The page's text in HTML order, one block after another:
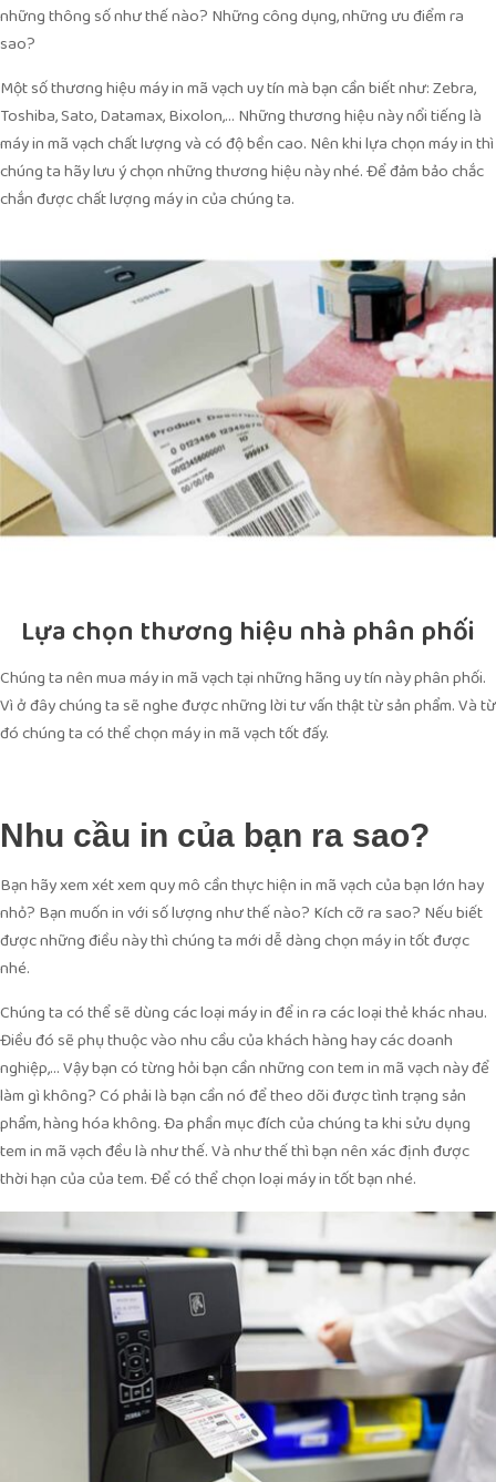
những thông số như thế nào? Những công dụng, những ưu điểm ra
sao?
Một số thương hiệu máy in mã vạch uy tín mà bạn cần biết như: Zebra,
Toshiba, Sato, Datamax, Bixolon,… Những thương hiệu này nổi tiếng là
máy in mã vạch chất lượng và có độ bền cao. Nên khi lựa chọn máy in thì
chúng ta hãy lưu ý chọn những thương hiệu này nhé. Để đảm bảo chắc
chắn được chất lượng máy in của chúng ta.
Lựa chọn thương hiệu nhà phân phối
Chúng ta nên mua máy in mã vạch tại những hãng uy tín này phân phối.
Vì ở đây chúng ta sẽ nghe được những lời tư vấn thật từ sản phẩm. Và từ
đó chúng ta có thể chọn máy in mã vạch tốt đấy.
Nhu cầu in của bạn ra sao?
Bạn hãy xem xét xem quy mô cần thực hiện in mã vạch của bạn lớn hay
nhỏ? Bạn muốn in với số lượng như thế nào? Kích cỡ ra sao? Nếu biết
được những điều này thì chúng ta mới dễ dàng chọn máy in tốt được
nhé.
Chúng ta có thể sẽ dùng các loại máy in để in ra các loại thẻ khác nhau.
Điều đó sẽ phụ thuộc vào nhu cầu của khách hàng hay các doanh
nghiệp,… Vậy bạn có từng hỏi bạn cần những con tem in mã vạch này để
làm gì không? Có phải là bạn cần nó để theo dõi được tình trạng sản
phẩm, hàng hóa không. Đa phần mục đích của chúng ta khi sửu dụng
tem in mã vạch đều là như thế. Và như thế thì bạn nên xác định được
thời hạn của của tem. Để có thể chọn loại máy in tốt bạn nhé.